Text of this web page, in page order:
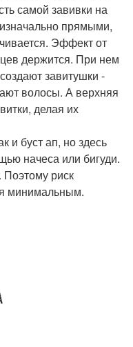
самой завивки на
прямыми,
Эффект от
держится. При нем
завитушки -
волосы. А верхняя
делая их
и буст ап, но здесь
начеса или бигуди.
Поэтому риск
минимальным.